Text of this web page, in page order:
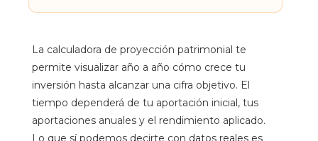
La calculadora de proyección patrimonial te
permite visualizar año a año cómo crece tu
inversión hasta alcanzar una cifra objetivo. El
tiempo dependerá de tu aportación inicial, tus
aportaciones anuales y el rendimiento aplicado.
Lo que sí podemos decirte con datos reales es